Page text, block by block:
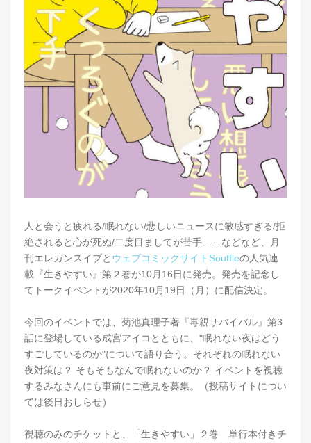
人と会うと疲れる/眠れない/悲しいニュースに敏感すぎる/拒
絶されると心が死ぬ/二度目ましてが苦手……などなど、月
刊エレガンスイブと ウェブコミックサイトSouffleの人気連
載『生きやすい』第２巻が10月16日に発売。発売を記念し
てトークイベントが2020年10月19日（月）に配信決定。
今回のイベントでは、菊池真理子著『毒親サバイバル』第3
話に登場している成宮アイコとともに、"眠れない夜はどう
すごしているのか"について語り合う。それぞれの眠れない
夜対策は？ そもそもなんで眠れないのか？ イベントを視聴
するみなさんにも事前にご意見を募集。（投稿サイトについ
ては後日おしらせ）
視聴のみのチケットと、「生きやすい」２巻 単行本付きチ